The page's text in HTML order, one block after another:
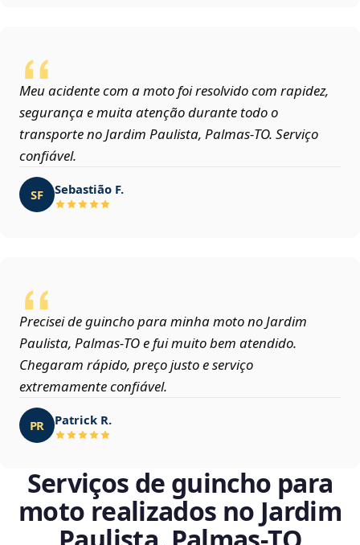
Meu acidente com a moto foi resolvido com rapidez,
segurança e muita atenção durante todo o
transporte no Jardim Paulista, Palmas‑TO. Serviço
confiável.
SF Sebastião F.
Precisei de guincho para minha moto no Jardim
Paulista, Palmas‑TO e fui muito bem atendido.
Chegaram rápido, preço justo e serviço
extremamente confiável.
PR Patrick R.
Serviços de guincho para
moto realizados no Jardim